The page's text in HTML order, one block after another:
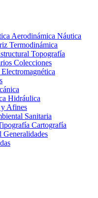
Aerodinámica Náutica
Termodinámica
Topografía
Colecciones
Hidráulica
Afines
Sanitaria
Cartografía